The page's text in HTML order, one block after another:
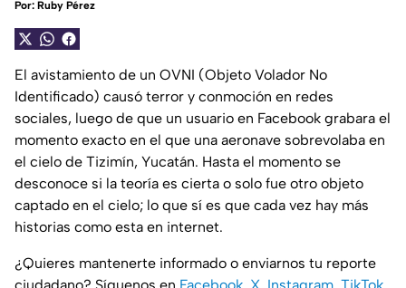
Por: Ruby Pérez
El avistamiento de un OVNI (Objeto Volador No
Identificado) causó terror y conmoción en redes
sociales, luego de que un usuario en Facebook grabara el
momento exacto en el que una aeronave sobrevolaba en
el cielo de Tizimín, Yucatán. Hasta el momento se
desconoce si la teoría es cierta o solo fue otro objeto
captado en el cielo; lo que sí es que cada vez hay más
historias como esta en internet.
¿Quieres mantenerte informado o enviarnos tu reporte